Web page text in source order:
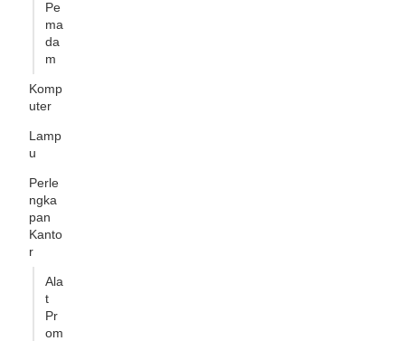
Pe
ma
da
m
Komp
uter
Lamp
u
Perle
ngka
pan
Kanto
r
Ala
t
Pr
om